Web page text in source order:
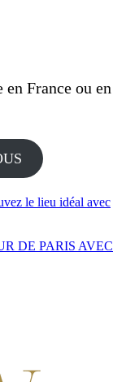
France ou en
le lieu idéal avec
DE PARIS AVEC